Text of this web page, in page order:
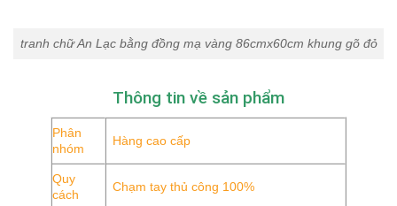
tranh chữ An Lạc bằng đồng mạ vàng 86cmx60cm khung gõ đỏ
Thông tin về sản phẩm
Phân
nhóm
Hàng cao cấp
Quy
cách
Chạm tay thủ công 100%